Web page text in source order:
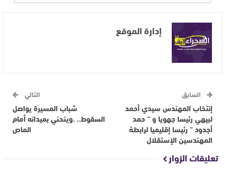
إدارة الموقع
السابق
إنتخاب المهندس سيدي أحمد
لبيهي رئيسا جهويا و ” حمد
أجدود ” رئيسا إقليميا لرابطة
المهندسين الإستقلال
التالي
شباب المسيرة يواصل
السقوط.. .وينحني بميدانه أمام
الماص
تعليقات الزوار